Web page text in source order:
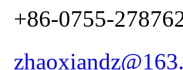
+86-0755-